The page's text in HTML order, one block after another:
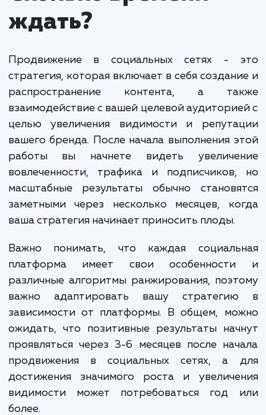
адаптировать под потребности вашего бизнеса.
среднем, цены начинаются от 15 000 рублей в
для базового пакета услуг, который включает
разработку стратегии, управление социальными
медиа, создание и публикацию контента. Более
таргетированную рекламу, SEO-оптимизацию и
сложные элементы маркетинга, могут стоить от
000 до 50 000 рублей в месяц и выше.
Мы всегда стремимся предоставить нашим клиентам
наилучшую стоимость и гарантируем отличные
Давайте обсудим ваш проект и найдем лучшее решение
Сколько времени
ждать?